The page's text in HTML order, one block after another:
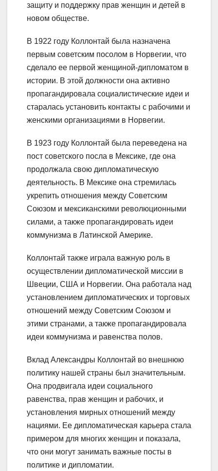
защиту и поддержку прав женщин и детей в
новом обществе.
В 1922 году Коллонтай была назначена
первым советским посолом в Норвегии, что
сделало ее первой женщиной-дипломатом в
истории. В этой должности она активно
пропагандировала социалистические идеи и
старалась установить контакты с рабочими и
женскими организациями в Норвегии.
В 1923 году Коллонтай была переведена на
пост советского посла в Мексике, где она
продолжала свою дипломатическую
деятельность. В Мексике она стремилась
укрепить отношения между Советским
Союзом и мексиканскими революционными
силами, а также пропагандировать идеи
коммунизма в Латинской Америке.
Коллонтай также играла важную роль в
осуществлении дипломатической миссии в
Швеции, США и Норвегии. Она работала над
установлением дипломатических и торговых
отношений между Советским Союзом и
этими странами, а также пропагандировала
идеи коммунизма и равенства полов.
Вклад Александры Коллонтай во внешнюю
политику нашей страны был значительным.
Она продвигала идеи социального
равенства, прав женщин и рабочих, и
установления мирных отношений между
нациями. Ее дипломатическая карьера стала
примером для многих женщин и показала,
что они могут занимать важные посты в
политике и дипломатии.